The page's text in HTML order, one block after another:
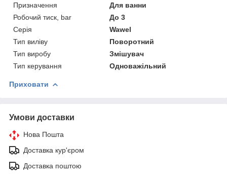
Призначення
Для ванни
Робочий тиск, bar
До 3
Серія
Wawel
Тип виліву
Поворотний
Тип виробу
Змішувач
Тип керування
Одноважільний
Приховати
Умови доставки
Нова Пошта
Доставка кур'єром
Доставка поштою